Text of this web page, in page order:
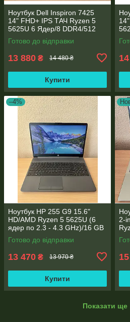
Ноутбук Dell Inspiron 7425
14" FHD+ IPS TАЧ Ryzen 5
5625U 6 Ядер/8 DDR4/512
SSD M.2/Radeon RX Vega
7/Type-C PD
Готово до відправки
13 880 ₴ 14 480 ₴
Купити
–4%
Ноутбук HP 255 G9 15.6"
HD/AMD Ryzen 5 5625U (6
ядер по 2.3 - 4.3 GHz)/16 GB
DDR4/256GB SSD M.2/AMD
Radeon Vega 7/Web
Готово до відправки
13 470 ₴ 13 970 ₴
Купити
2-
Показати ще